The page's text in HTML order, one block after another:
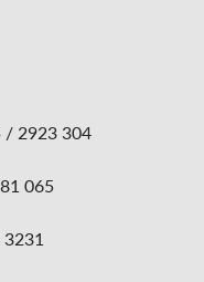
/ 2923 304
065